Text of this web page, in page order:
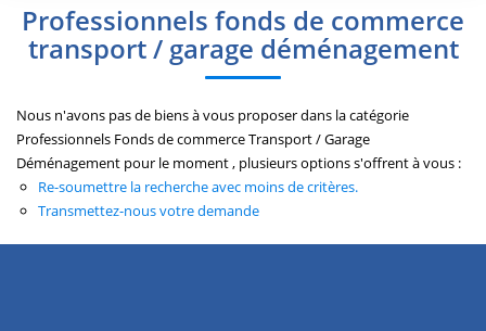
NOTRE AGENCE
Nos Actualités
RECRUTEMENT
Sélectionnez...
Type de bien
Surface min
Créer une alerte
Professionnels fonds de commerce
transport / garage déménagement
Nous n'avons pas de biens à vous proposer dans la catégorie
Professionnels Fonds de commerce Transport / Garage
Déménagement pour le moment , plusieurs options s'offrent à vous :
Re-soumettre la recherche avec moins de critères.
Transmettez-nous votre demande